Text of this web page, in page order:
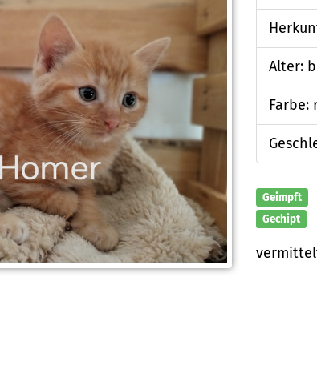
Alter:
Farbe:
Geimpft
Gechipt